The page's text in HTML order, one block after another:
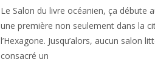
Le Salon du livre océanien, ça débute
une première non seulement dans la
l’Hexagone. Jusqu’alors, aucun salon
consacré un